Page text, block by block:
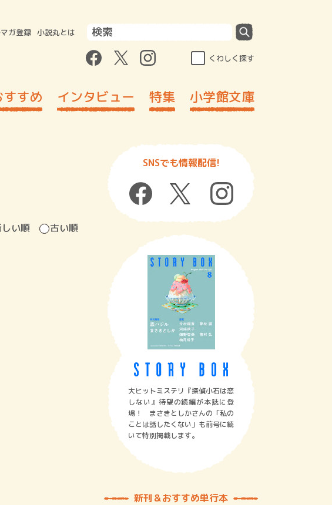
ガ登録 小説丸とは
くわしく探す
すすめ インタビュー 特集 小学館文庫
い順 古い順
SNSでも情報配信!
大ヒットミステリ『探偵小石は恋
しない』待望の続編が本誌に登
場！ まさきとしかさんの「私の
ことは話したくない」も前号に続
いて特別掲載します。
新刊＆おすすめ単行本